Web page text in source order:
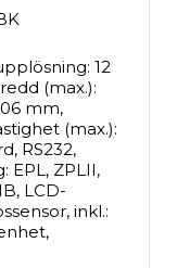
12
(max.):
mm,
(max.):
RS232,
EPL, ZPLII,
LCD-
inkl.: